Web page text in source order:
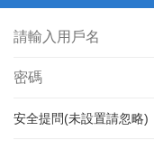
安全提問(未設置請忽略)